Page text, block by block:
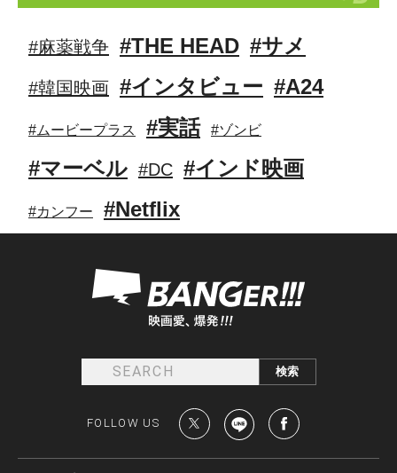
#麻薬戦争 #THE HEAD #サメ
#韓国映画 #インタビュー #A24
#ムービープラス #実話 #ゾンビ
#マーベル #DC #インド映画
#カンフー #Netflix
FOLLOW US